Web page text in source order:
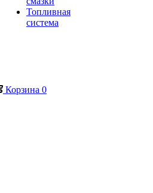
Топливная
система
Корзина 0